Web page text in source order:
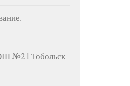
№2 l Тобольск